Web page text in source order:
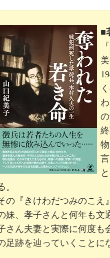
■
。
の『きけわだつみのこえ
妹、孝子さんと何年も文
さん夫妻と実際に何度も
足跡を辿っていくことに